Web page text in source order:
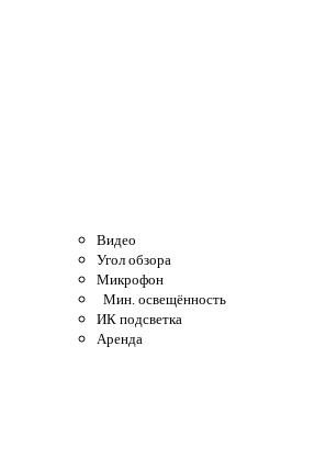
Видео
Угол обзора
Микрофон
Мин. освещённость
ИК подсветка
Аренда